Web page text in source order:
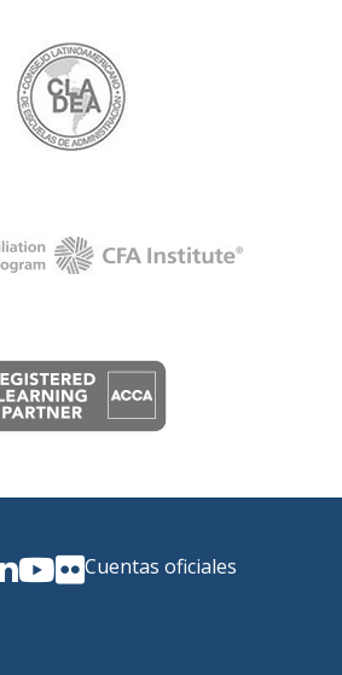
Cuentas oficiales